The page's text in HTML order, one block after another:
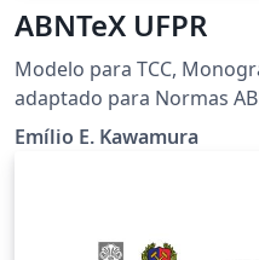
ABNTeX UFPR
Modelo para TCC,
adaptado para Normas
https://github.com/eekBR/
Emílio E. Kawamura